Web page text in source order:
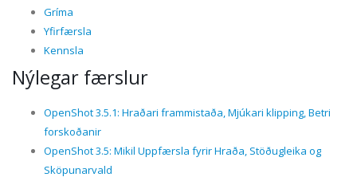
Gríma
Yfirfærsla
Kennsla
Nýlegar færslur
OpenShot 3.5.1: Hraðari frammistaða, Mjúkari klipping, Betri
forskoðanir
OpenShot 3.5: Mikil Uppfærsla fyrir Hraða, Stöðugleika og
Sköpunarvald